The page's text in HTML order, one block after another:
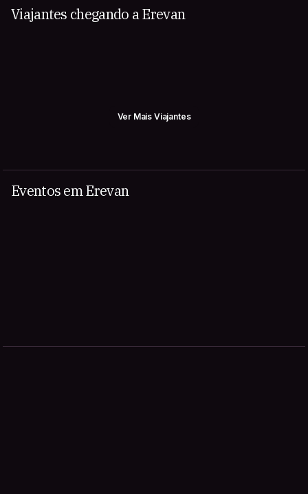
Viajantes chegando a Erevan
Ver Mais Viajantes
Eventos em Erevan